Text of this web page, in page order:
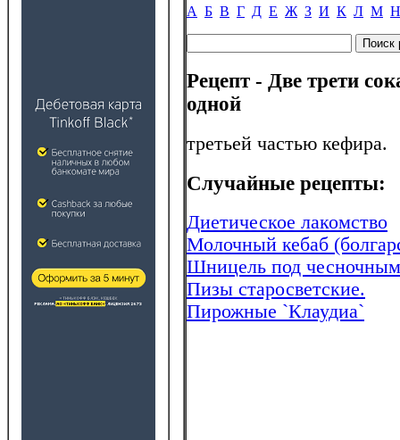
А Б В Г Д Е Ж З И К Л М Н
Рецепт - Две трети
одной
третьей частью кефира.
Случайные рецепты:
Диетическое лакомство
Молочный кебаб
Шницель под
Пизы старосветские.
Пирожные `Клаудиа`